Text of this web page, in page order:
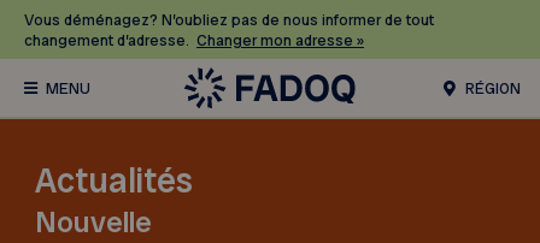
Vous déménagez? N’oubliez pas de nous informer de tout
changement d’adresse. Changer mon adresse »
RÉGION
Actualités
Nouvelle